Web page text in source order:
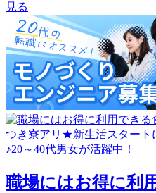
見る
職場にはお得に利